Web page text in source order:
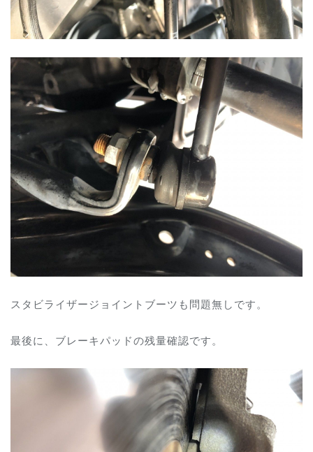
スタビライザージョイントブーツも問題無しです。
最後に、ブレーキパッドの残量確認です。